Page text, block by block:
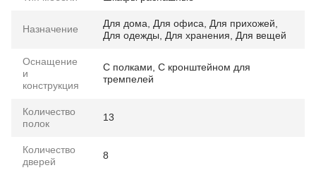
Назначение Для дома Для офиса Для прихожей
Для одежды
Для хранения Для вещей
Оснащение
и
конструкция
С полками С кронштейном для
тремпелей
Количество
полок
13
Количество
дверей
8